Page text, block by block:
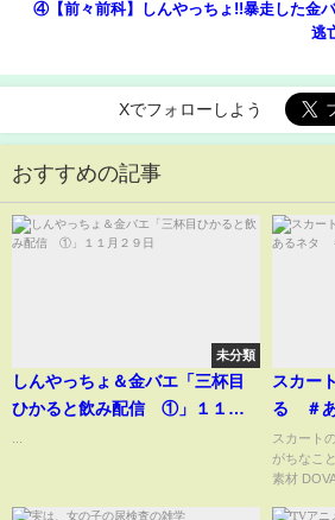
④【前々前科】しんやっちょ!!暴走した金
逃
Xでフォローしよう
おすすめの記事
未分類
しんやっちょ＆金バエ「三杯目
ひかると飲み配信 ①」１１月
スカー
る ＃
る 漫
スカート
がちなこ
素材